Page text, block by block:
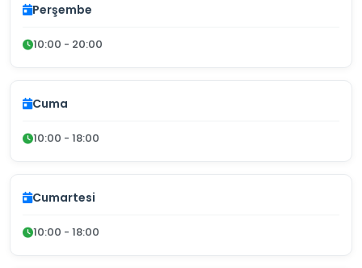
Perşembe
10:00 - 20:00
Cuma
10:00 - 18:00
Cumartesi
10:00 - 18:00